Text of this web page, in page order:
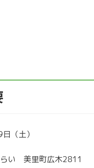
（土）
い 美里町広木2811